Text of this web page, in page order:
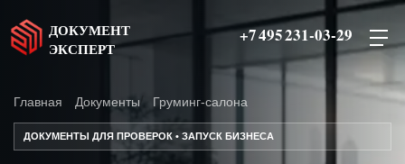
ДОКУМЕНТ
ЭКСПЕРТ
+7 495 231-03-29
Главная Документы Груминг-салона
ДОКУМЕНТЫ ДЛЯ ПРОВЕРОК • ЗАПУСК БИЗНЕСА